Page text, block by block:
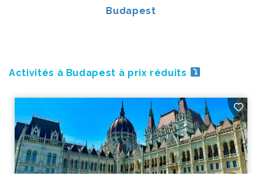
Budapest
Activités à Budapest à prix réduits